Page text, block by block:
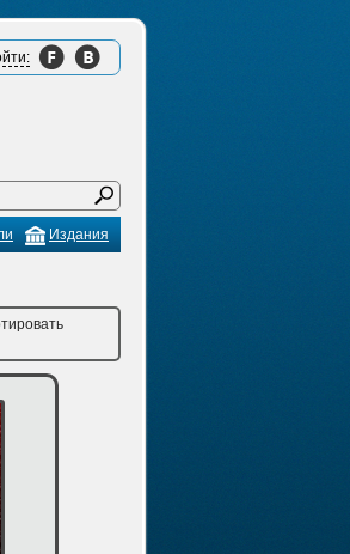
Издания